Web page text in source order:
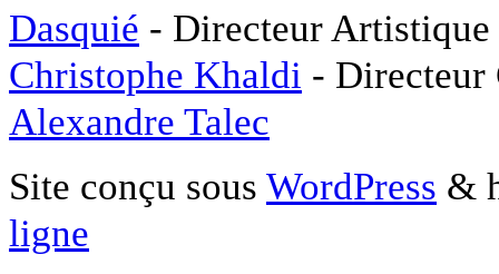
Dasquié - Directeur
Christophe Khaldi -
Alexandre Talec
Site conçu sous WordPress &
ligne